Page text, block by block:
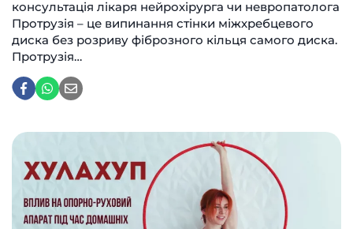
консультація лікаря нейрохірурга чи невропатолога
Протрузія – це випинання стінки міжхребцевого
диска без розриву фіброзного кільця самого диска.
Протрузія…